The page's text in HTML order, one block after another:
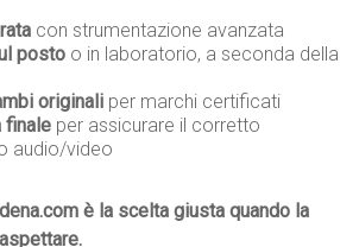
con strumentazione avanzata
posto o in laboratorio, a seconda della
originali per marchi certificati
finale per assicurare il corretto
audio/video
è la scelta giusta quando la